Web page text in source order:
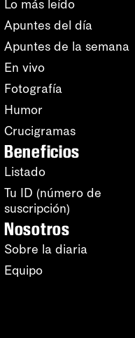
Lo más leído
Apuntes del día
Apuntes de la semana
En vivo
Fotografía
Humor
Crucigramas
Beneficios
Listado
Tu ID (número de
suscripción)
Nosotros
Sobre la diaria
Equipo